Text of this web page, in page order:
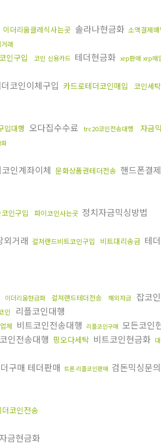
이더리움클레식사는곳 솔라나현금화 소액결제매
래
인구입 코인 신용카드 테더현금화 xrp판매 xrp매
코인이체구입 카드로테더코인매입 코인세
입대행 오다집수수료 trc20코인전송대행 자금
인계좌이체 문화상품권테더전송 핸드폰결
인구입 파이코인사는곳 정치자금믹싱방법
외거래 컬쳐랜드비트코인구입 비트대리송금 테
이더리움현금화 컬쳐랜드테더전송 해외자금 잡코
인 리플코인대행
체 비트코인전송대행 리플코인구매 모든코인
인전송대행 핑오다세탁 비트코인현금화
구매 테더판매 트론 리플코인판매 검돈믹싱문의
코인전송
금현금화